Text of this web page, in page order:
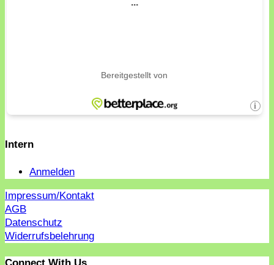
Intern
Anmelden
Impressum/Kontakt
AGB
Datenschutz
Widerrufsbelehrung